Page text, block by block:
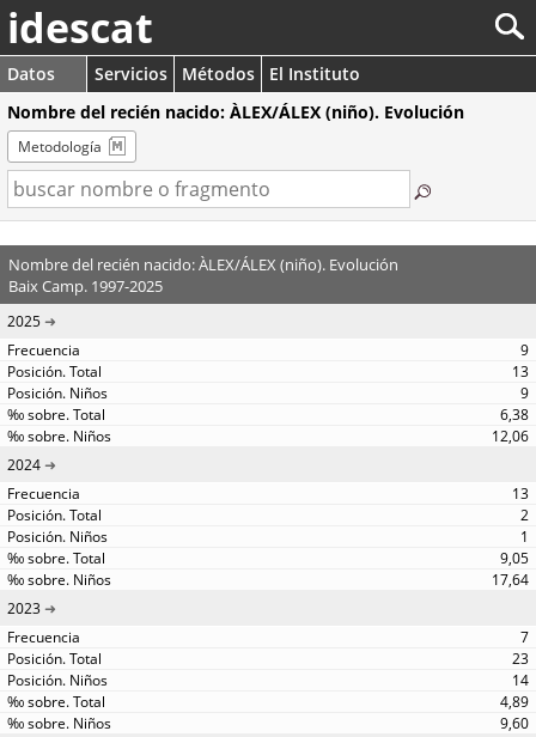
idescat
Datos Servicios Métodos
El Instituto
Nombre del recién nacido: ÀLEX/ÁLEX (niño). Evolución
Metodología
Nombre del recién nacido: ÀLEX/ÁLEX (niño). Evolución
Baix Camp. 1997-2025
2025
9
13
9
6,38
12,06
2024
13
2
1
9,05
17,64
2023
7
23
14
4,89
9,60